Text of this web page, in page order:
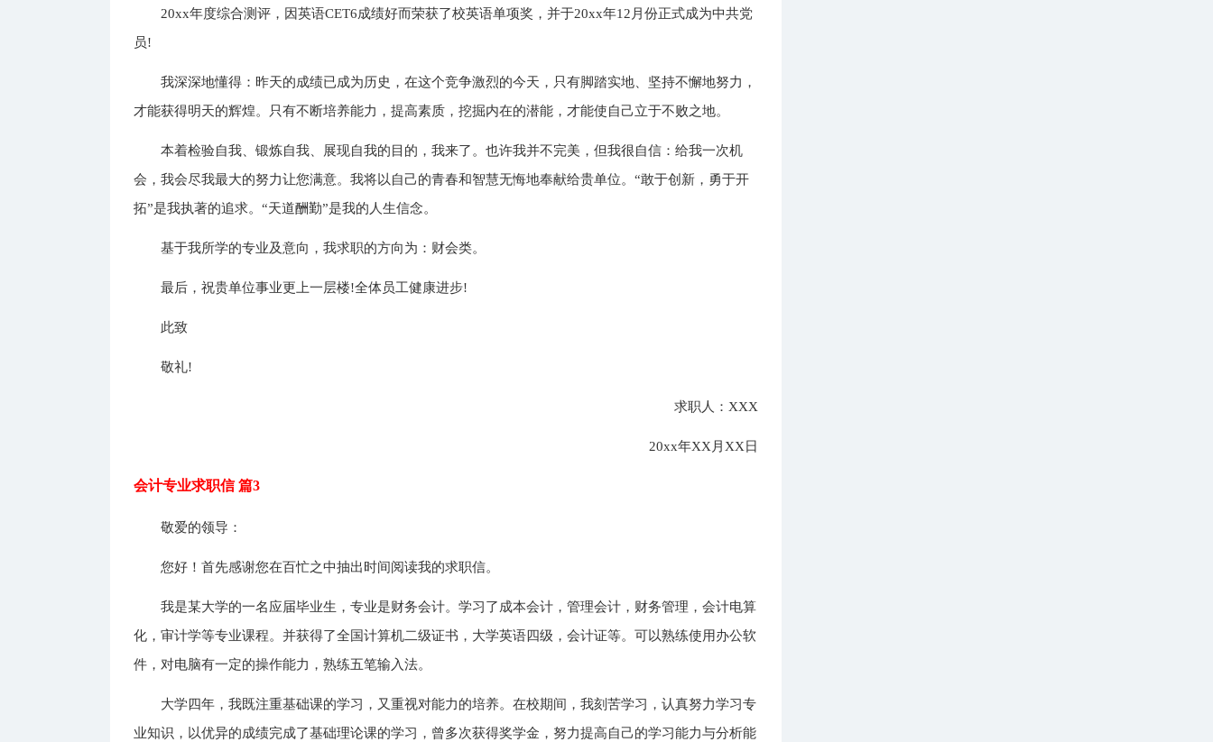
20xx年度综合测评，因英语CET6成绩好而荣获了校英语单项奖，并于20xx年12月份正式成为中共党
员!
我深深地懂得：昨天的成绩已成为历史，在这个竞争激烈的今天，只有脚踏实地、坚持不懈地努力，
才能获得明天的辉煌。只有不断培养能力，提高素质，挖掘内在的潜能，才能使自己立于不败之地。
本着检验自我、锻炼自我、展现自我的目的，我来了。也许我并不完美，但我很自信：给我一次机
会，我会尽我最大的努力让您满意。我将以自己的青春和智慧无悔地奉献给贵单位。“敢于创新，勇于开
拓”是我执著的追求。“天道酬勤”是我的人生信念。
基于我所学的专业及意向，我求职的方向为：财会类。
最后，祝贵单位事业更上一层楼!全体员工健康进步!
此致
敬礼!
求职人：XXX
20xx年XX月XX日
会计专业求职信 篇3
敬爱的领导：
您好！首先感谢您在百忙之中抽出时间阅读我的求职信。
我是某大学的一名应届毕业生，专业是财务会计。学习了成本会计，管理会计，财务管理，会计电算
化，审计学等专业课程。并获得了全国计算机二级证书，大学英语四级，会计证等。可以熟练使用办公软
件，对电脑有一定的操作能力，熟练五笔输入法。
大学四年，我既注重基础课的学习，又重视对能力的培养。在校期间，我刻苦学习，认真努力学习专
业知识，以优异的成绩完成了基础理论课的学习，曾多次获得奖学金，努力提高自己的学习能力与分析能